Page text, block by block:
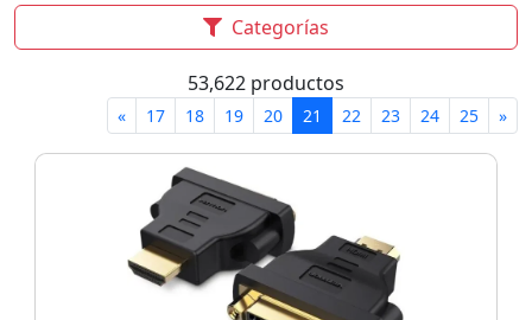
Categorías
53,622 productos
« 17 18 19 20 21 22 23 24 25 »